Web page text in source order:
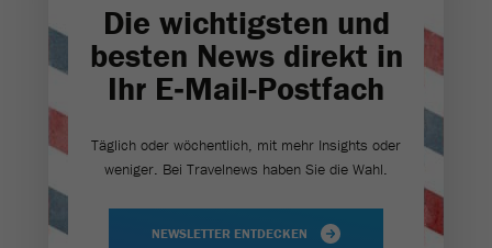
Die wichtigsten und
besten News direkt in
Ihr E‑Mail-Postfach
Täglich oder wöchentlich, mit mehr Insights oder
weniger. Bei Travel­news haben Sie die Wahl.
NEWSLETTER ENTDECKEN